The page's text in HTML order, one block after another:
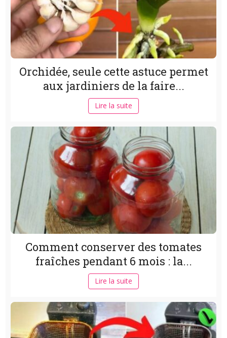
Orchidée, seule cette astuce permet
aux jardiniers de la faire...
Lire la suite
Comment conserver des tomates
fraîches pendant 6 mois : la...
Lire la suite